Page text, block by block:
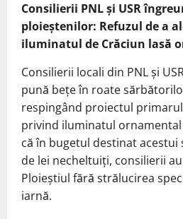
Consilierii PNL și USR
ploieștenilor: Refuzul de a
iluminatul de Crăciun lasă
Consilierii locali din PNL și
pună bețe în roate
respingând proiectul
privind iluminatul ornamental
că în bugetul destinat acestui
de lei necheltuiți, consilierii
Ploieștiul fără strălucirea
iarnă.